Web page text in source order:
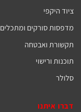
ציוד היקפי
מדפסות סורקים ומתכלים
תקשורת ואבטחה
תוכנות ורישוי
סלולר
דברו איתנו